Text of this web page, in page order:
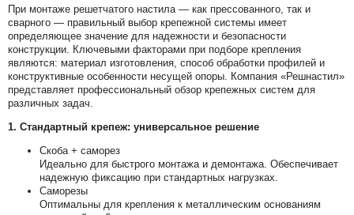
При монтаже решетчатого настила — как прессованного, так и
сварного — правильный выбор крепежной системы имеет
определяющее значение для надежности и безопасности
конструкции. Ключевыми факторами при подборе крепления
являются: материал изготовления, способ обработки профилей и
конструктивные особенности несущей опоры. Компания «Решнастил»
представляет профессиональный обзор крепежных систем для
различных задач.
1. Стандартный крепеж: универсальное решение
Скоба + саморез
Идеально для быстрого монтажа и демонтажа. Обеспечивает
надежную фиксацию при стандартных нагрузках.
Саморезы
Оптимальны для крепления к металлическим основаниям